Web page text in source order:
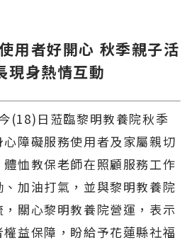
用者好開心 秋季親子活
現身熱情互動
日蒞臨黎明教養院秋季
障礙服務使用者及家屬親切
恤教保老師在照顧服務工作
加油打氣，並與黎明教養院
關心黎明教養院營運，表示
益保障，盼給予花蓮縣社福